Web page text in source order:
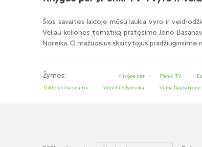
Šios savaitės laidoje mūsų laukia vyro ir
Vėliau kelionės tematiką pratęsime Jono
Noreika. O mažuosius skaitytojus pradžiuginsime
Žymės: Knygos per Penki TV
Viktoras Gerulaitis
Virgilijus Noreika Vilma Daubarienė